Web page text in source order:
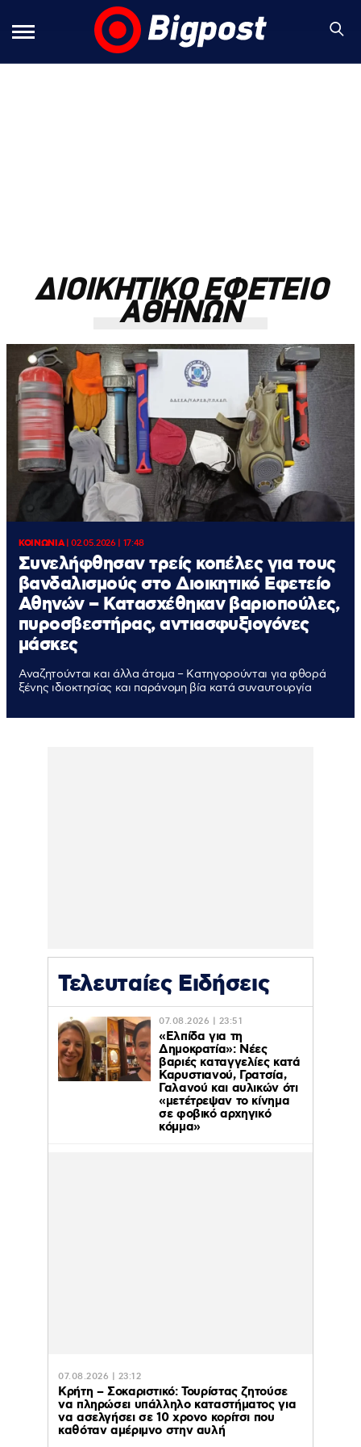
ΔΙΟΙΚΗΤΙΚΟ ΕΦΕΤΕΙΟ
ΑΘΗΝΩΝ
ΚΟΙΝΩΝΙΑ|02.05.2026 | 17:48
Συνελήφθησαν τρείς κοπέλες για τους
βανδαλισμούς στο Διοικητικό Εφετείο
Αθηνών – Κατασχέθηκαν βαριοπούλες,
πυροσβεστήρας, αντιασφυξιογόνες
μάσκες
Αναζητούνται και άλλα άτομα – Κατηγορούνται για φθορά
ξένης ιδιοκτησίας και παράνομη βία κατά συναυτουργία
Τελευταίες Ειδήσεις
07.08.2026 | 23:51
«Ελπίδα για τη
Δημοκρατία»: Νέες
βαριές καταγγελίες κατά
Καρυστιανού, Γρατσία,
Γαλανού και αυλικών ότι
«μετέτρεψαν το κίνημα
σε φοβικό αρχηγικό
κόμμα»
07.08.2026 | 23:12
Κρήτη – Σοκαριστικό: Τουρίστας ζητούσε
να πληρώσει υπάλληλο καταστήματος για
να ασελγήσει σε 10 χρονο κορίτσι που
καθόταν αμέριμνο στην αυλή